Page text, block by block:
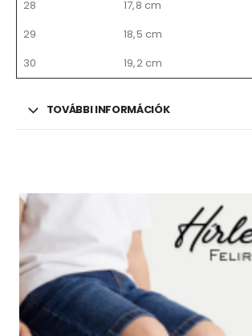
28
17,8 cm
29
18,5 cm
30
19,2 cm
TOVÁBBI INFORMÁCIÓK